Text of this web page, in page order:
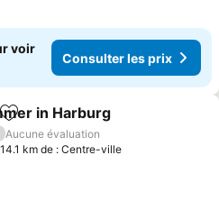
voir
Consulter les prix
Ajouter à mes favoris
in Harburg
Aucune évaluation
km de : Centre-ville